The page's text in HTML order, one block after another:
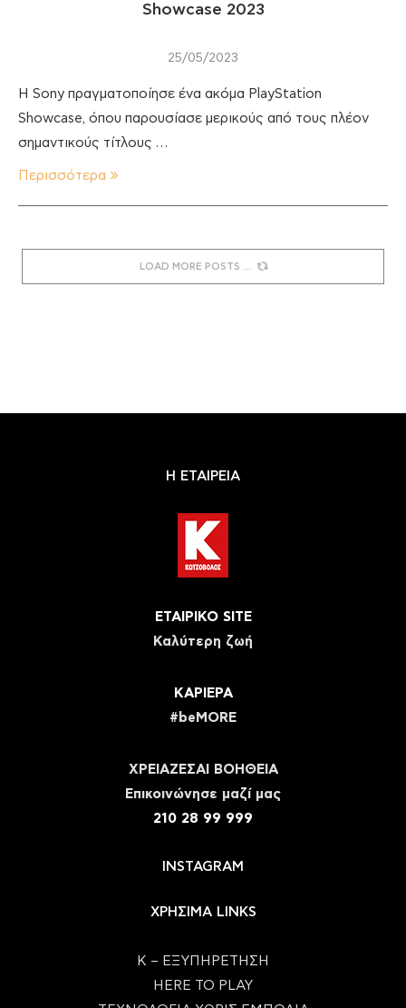
Showcase 2023
25/05/2023
Η Sony πραγματοποίησε ένα ακόμα PlayStation
Showcase, όπου παρουσίασε μερικούς από τους πλέον
σημαντικούς τίτλους …
Περισσότερα
LOAD MORE POSTS
Η ΕΤΑΙΡΕΙΑ
ΕΤΑΙΡΙΚΟ SITE
Καλύτερη ζωή
ΚΑΡΙΕΡΑ
#beMORE
ΧΡΕΙΑΖΕΣΑΙ ΒΟΗΘΕΙΑ
Eπικοινώνησε μαζί μας
210 28 99 999
INSTAGRAM
ΧΡΗΣΙΜΑ LINKS
Κ – ΕΞΥΠΗΡΕΤΗΣΗ
HERE TO PLAY